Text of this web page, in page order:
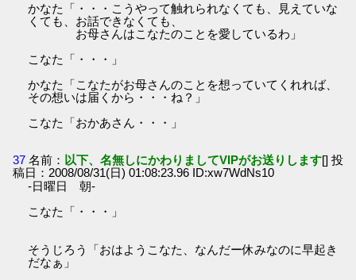
かなた「・・・こうやって触れられなくても、見えていな
くても、お話できなくても、
お母さんはこなたのことを愛しているわ」
こなた「・・・」
かなた「こなたがお母さんのことを想っていてくれれば、
その想いは届くから・・・ね？」
こなた「おかあさん・・・」
37 名前： 以下、名無しにかわりましてVIPがお送りします[] 投
稿日：2008/08/31(日) 01:08:23.96 ID:xw7WdNs10
-日曜日 朝-
こなた「・・・」
そうじろう「おはようこなた、なんだー休みなのに早起き
だなぁ」